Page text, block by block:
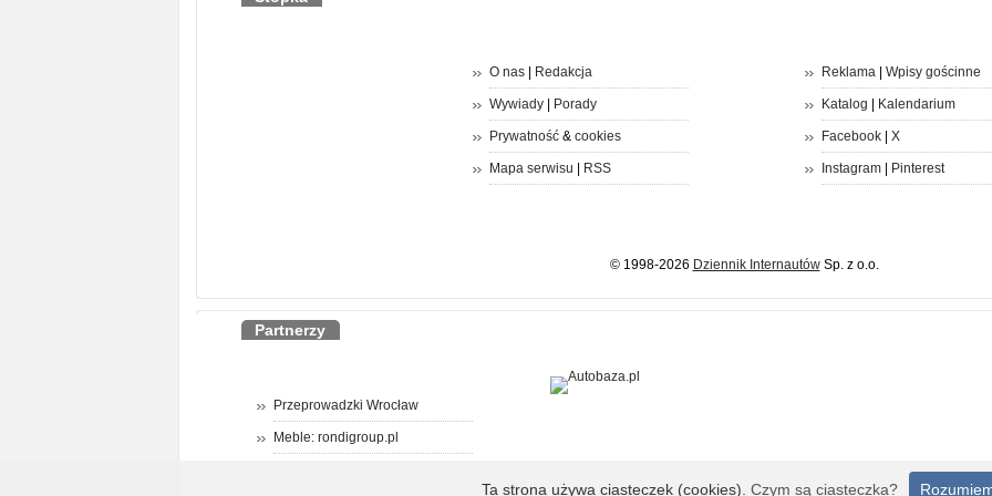
O nas| Redakcja
Wywiady| Porady
Prywatność& cookies
Mapa serwisu RSS
Reklama| Wpisy gościnne
Katalog Kalendarium
Facebook| X
Instagram| Pinterest
© 1998-2026 Dziennik InternautówSp. z o.o.
Partnerzy
Przeprowadzki Wrocław
Meble: rondigroup.pl
Ta strona używa ciasteczek (cookies). Czym są ciasteczka?